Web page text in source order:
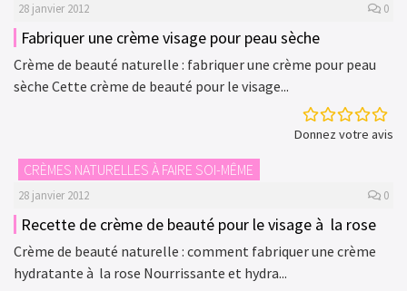
28 janvier 2012 0
Fabriquer une crème visage pour peau sèche
Crème de beauté naturelle : fabriquer une crème pour peau
sèche Cette crème de beauté pour le visage...
Donnez votre avis
CRÈMES NATURELLES À FAIRE SOI-MÊME
28 janvier 2012 0
Recette de crème de beauté pour le visage à la rose
Crème de beauté naturelle : comment fabriquer une crème
hydratante à la rose Nourrissante et hydra...